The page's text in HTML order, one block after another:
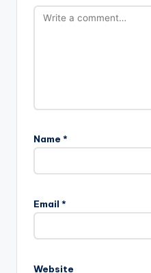
Name *
Email *
Website